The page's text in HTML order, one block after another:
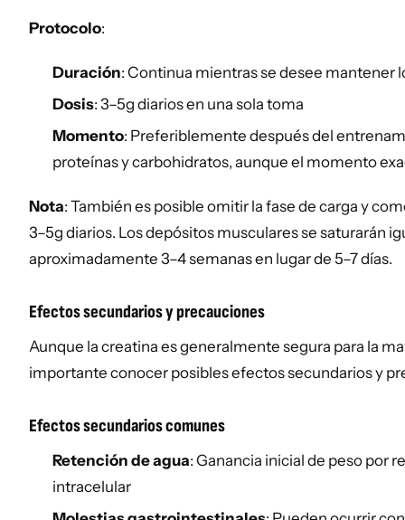
Protocolo:
Duración: Continua mientras se desee mantener
Dosis: 3–5g diarios en una sola toma
Momento: Preferiblemente después del
proteínas y carbohidratos, aunque el momento
Nota: También es posible omitir la fase de carga y
3–5g diarios. Los depósitos musculares se saturarán
aproximadamente 3–4 semanas en lugar de 5–7 días.
Efectos secundarios y precauciones
Aunque la creatina es generalmente segura para la
importante conocer posibles efectos secundarios y
Efectos secundarios comunes
Retención de agua: Ganancia inicial de peso por
intracelular